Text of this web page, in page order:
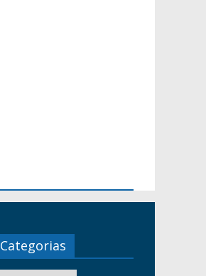
Categorias